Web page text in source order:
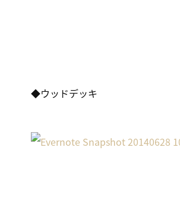
◆ウッドデッキ